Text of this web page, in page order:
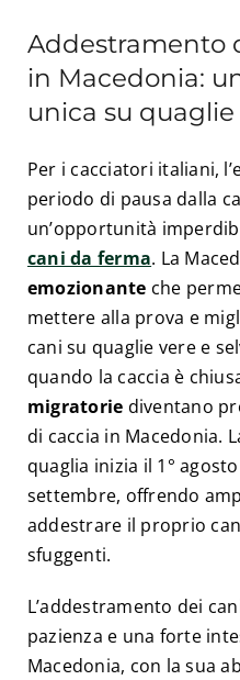
Addestramento
in Macedonia:
unica su quaglie
Per i cacciatori italiani,
periodo di pausa dalla
un’opportunità
cani da ferma. La
emozionante che
mettere alla prova e
cani su quaglie vere e
quando la caccia è
migratorie diventano
di caccia in Macedonia.
quaglia inizia il 1°
settembre, offrendo
addestrare il proprio
sfuggenti.
L’addestramento dei
pazienza e una forte
Macedonia, con la sua